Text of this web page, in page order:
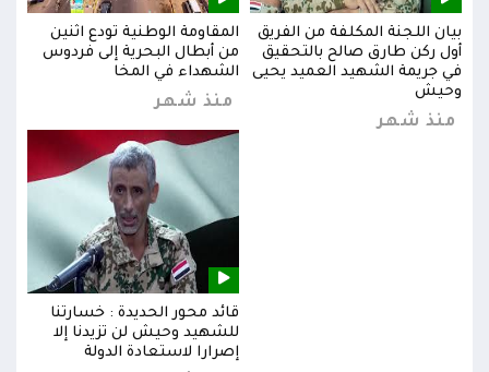
بيان اللجنة المكلفة من الفريق
أول ركن طارق صالح بالتحقيق
في جريمة الشهيد العميد يحيى
وحيش
منذ شهر
المقاومة الوطنية تودع اثنين
من أبطال البحرية إلى فردوس
الشهداء في المخا
منذ شهر
قائد محور الحديدة : خسارتنا
للشهيد وحيش لن تزيدنا إلا
إصرارا لاستعادة الدولة